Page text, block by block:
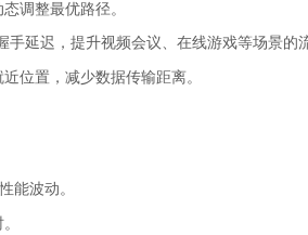
调整最优路径。
手延迟，提升视频会议、在线游戏等场景的
位置，减少数据传输距离。
能波动。